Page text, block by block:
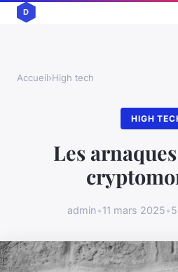
Accueil›High tech
HIGH
Les
admin•11 mars 2025•